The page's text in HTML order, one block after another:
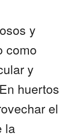
y
como
y
huertos
el
la